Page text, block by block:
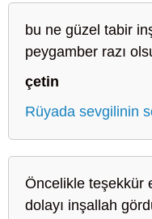
bu ne güzel tabir
peygamber razı
çetin
Rüyada sevgilinin
Öncelikle teşekkür
dolayı inşallah